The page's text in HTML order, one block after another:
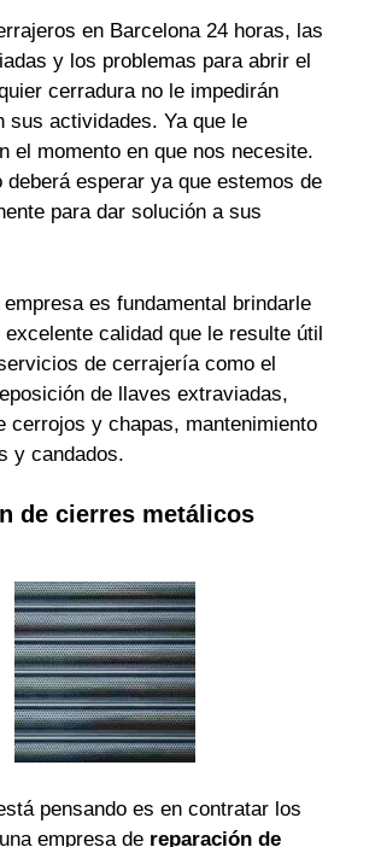
en Barcelona 24 horas, las
y los problemas para abrir el
cerradura no le impedirán
sus actividades. Ya que le
el momento en que nos necesite.
deberá esperar ya que estemos de
para dar solución a sus
es fundamental brindarle
excelente calidad que le resulte útil
de cerrajería como el
de llaves extraviadas,
cerrojos y chapas, mantenimiento
y candados.
de cierres metálicos
pensando es en contratar los
empresa de reparación de